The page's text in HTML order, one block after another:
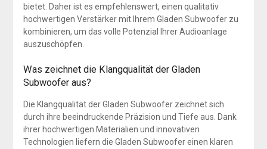
bietet. Daher ist es empfehlenswert, einen qualitativ
hochwertigen Verstärker mit Ihrem Gladen Subwoofer zu
kombinieren, um das volle Potenzial Ihrer Audioanlage
auszuschöpfen.
Was zeichnet die Klangqualität der Gladen
Subwoofer aus?
Die Klangqualität der Gladen Subwoofer zeichnet sich
durch ihre beeindruckende Präzision und Tiefe aus. Dank
ihrer hochwertigen Materialien und innovativen
Technologien liefern die Gladen Subwoofer einen klaren